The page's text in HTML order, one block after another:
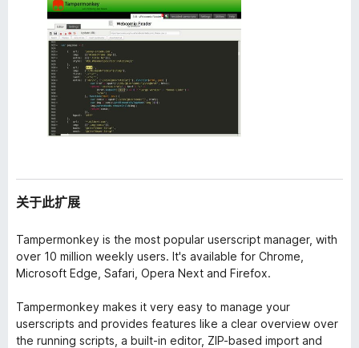
关于此扩展
Tampermonkey is the most popular userscript manager, with
over 10 million weekly users. It's available for Chrome,
Microsoft Edge, Safari, Opera Next and Firefox.
Tampermonkey makes it very easy to manage your
userscripts and provides features like a clear overview over
the running scripts, a built-in editor, ZIP-based import and